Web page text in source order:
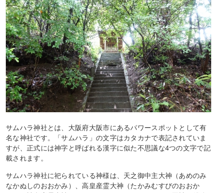
サムハラ神社とは、大阪府大阪市にあるパワースポットとして有
名な神社です。「サムハラ」の文字はカタカナで表記されていま
すが、正式には神字と呼ばれる漢字に似た不思議な4つの文字で記
載されます。
サムハラ神社に祀られている神様は、天之御中主大神（あめのみ
なかぬしのおおかみ）、高皇産霊大神（たかみむすびのおおか